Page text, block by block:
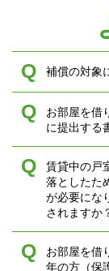
Q 補償の対象
Q
お部屋を借
に提出する
Q
賃貸中の戸
落としたた
が必要にな
されますか
Q
お部屋を借
年の方（保